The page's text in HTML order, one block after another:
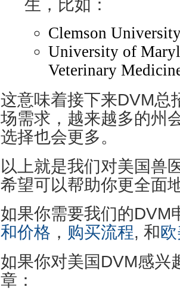
生，比如：
Clemson
University of
Veterinary
这意味着接下来DVM总
场需求，越来越多的州
选择也会更多。
以上就是我们对美国兽
希望可以帮助你更全面
如果你需要我们的DVM
和价格 ， 购买流程, 和
如果你对美国DVM感兴
章：